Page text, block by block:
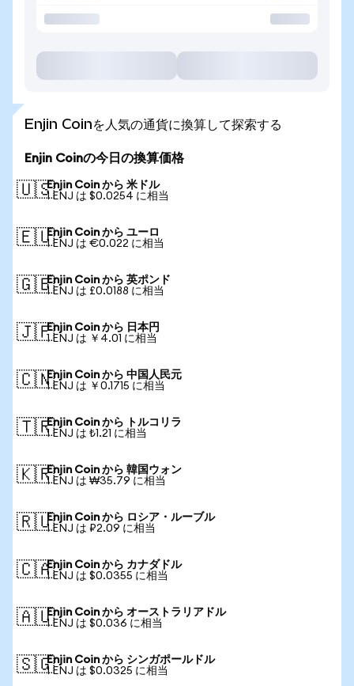
Enjin Coinを人気の通貨に換算して探索する
Enjin Coinの今日の換算価格
🇺🇸Enjin Coin から 米ドル
1 ENJ は $0.0254 に相当
🇪🇺Enjin Coin から ユーロ
1 ENJ は €0.022 に相当
🇬🇧Enjin Coin から 英ポンド
1 ENJ は £0.0188 に相当
🇯🇵Enjin Coin から 日本円
1 ENJ は ￥4.01 に相当
🇨🇳Enjin Coin から 中国人民元
1 ENJ は ￥0.1715 に相当
🇹🇷Enjin Coin から トルコリラ
1 ENJ は ₺1.21 に相当
🇰🇷Enjin Coin から 韓国ウォン
1 ENJ は ₩35.79 に相当
🇷🇺Enjin Coin から ロシア・ルーブル
1 ENJ は ₽2.09 に相当
🇨🇦Enjin Coin から カナダドル
1 ENJ は $0.0355 に相当
🇦🇺Enjin Coin から オーストラリアドル
1 ENJ は $0.036 に相当
🇸🇬Enjin Coin から シンガポールドル
1 ENJ は $0.0325 に相当